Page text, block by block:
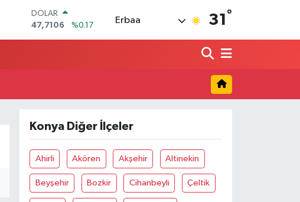
DOLAR
47,7106
%0.17
13.773
%-19
BITCOIN
Erbaa 31 °
Konya Diğer İlçeler
Ahirli Akören Akşehir Altinekin
Beyşehir Bozkir Cihanbeyli Çeltik